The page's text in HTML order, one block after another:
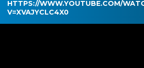
HTTPS://WWW.YOUTUBE.COM/
V=XVAJYCLC4X0
Pemutar